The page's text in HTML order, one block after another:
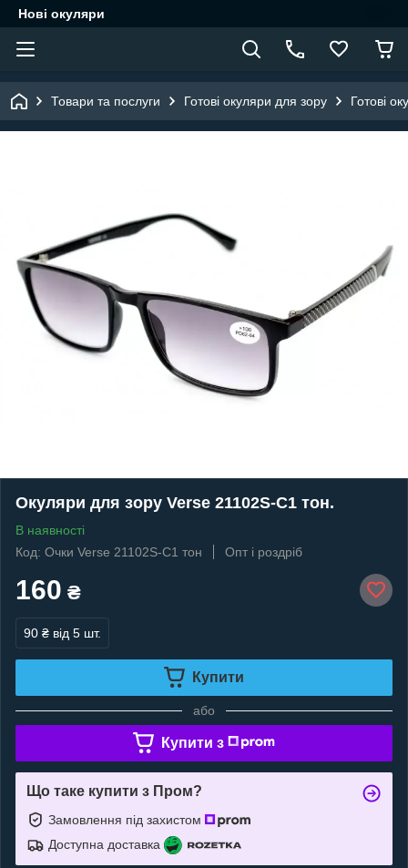
Нові окуляри
Товари та послуги Готові окуляри для зору Готові
Окуляри для зору Verse 21102S-C1 тон.
В наявності
Код: Очки Verse 21102S-C1 тон
Опт і роздріб
160 ₴
90 ₴ від 5 шт.
Купити
або
Купити з
Що таке купити з Пром?
Замовлення під захистом
Доступна доставка